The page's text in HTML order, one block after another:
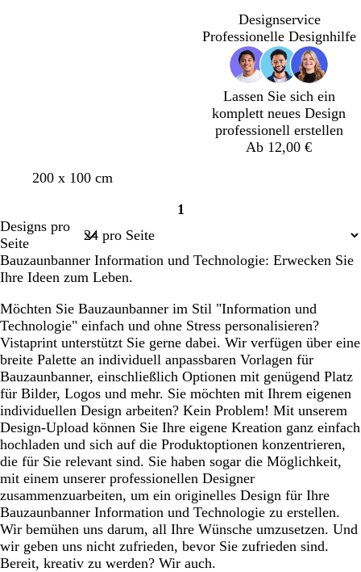
b
W
ß
H
l
o
s
O
v
r
ü
O
n
e
H
l
r
a
n
B
u
r
ü
200 x 100 cm
Designservice
Professionelle Designhilfe
Lassen Sie sich ein
komplett neues Design
professionell erstellen
Ab 12,00 €
Seite
1
Designs pro
Seite
Bauzaunbanner Information und Technologie: Erwecken Sie
Ihre Ideen zum Leben.
Möchten Sie Bauzaunbanner im Stil "Information und
Technologie" einfach und ohne Stress personalisieren?
Vistaprint unterstützt Sie gerne dabei. Wir verfügen über eine
breite Palette an individuell anpassbaren Vorlagen für
Bauzaunbanner, einschließlich Optionen mit genügend Platz
für Bilder, Logos und mehr. Sie möchten mit Ihrem eigenen
individuellen Design arbeiten? Kein Problem! Mit unserem
Design-Upload können Sie Ihre eigene Kreation ganz einfach
hochladen und sich auf die Produktoptionen konzentrieren,
die für Sie relevant sind. Sie haben sogar die Möglichkeit,
mit einem unserer professionellen Designer
zusammenzuarbeiten, um ein originelles Design für Ihre
Bauzaunbanner Information und Technologie zu erstellen.
Wir bemühen uns darum, all Ihre Wünsche umzusetzen. Und
wir geben uns nicht zufrieden, bevor Sie zufrieden sind.
Bereit, kreativ zu werden? Wir auch.